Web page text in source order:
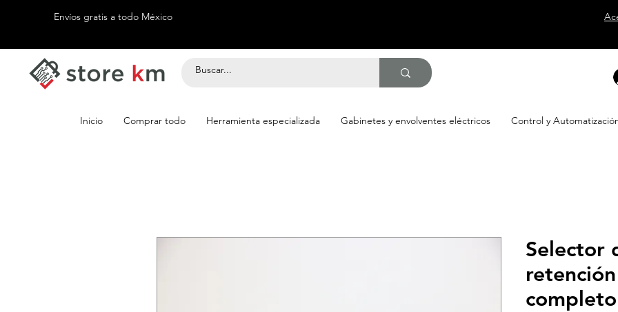
Envíos gratis a todo México
Inicio Comprar todo Herramienta especializada Gabinetes y envolventes eléctricos Control y
Selector